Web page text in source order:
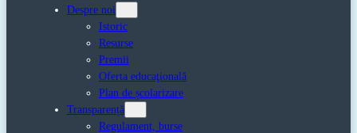
Despre noi
Istoric
Resurse
Premii
Oferta educaţională
Plan de școlarizare
Transparență
Regulament, burse